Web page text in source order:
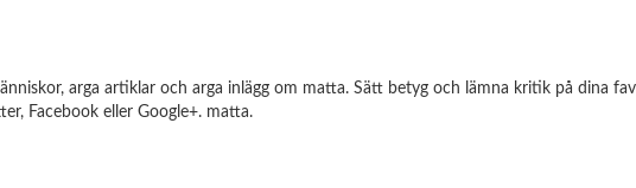
arga artiklar och arga inlägg om matta. Sätt betyg och lämna kritik på dina
Facebook eller Google+. matta.